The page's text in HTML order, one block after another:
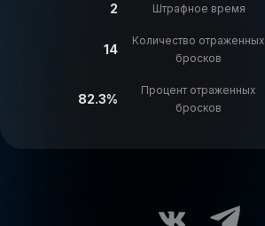
2 Штрафное время
14
Количество отраженных
бросков
82.3%
Процент отраженных
бросков